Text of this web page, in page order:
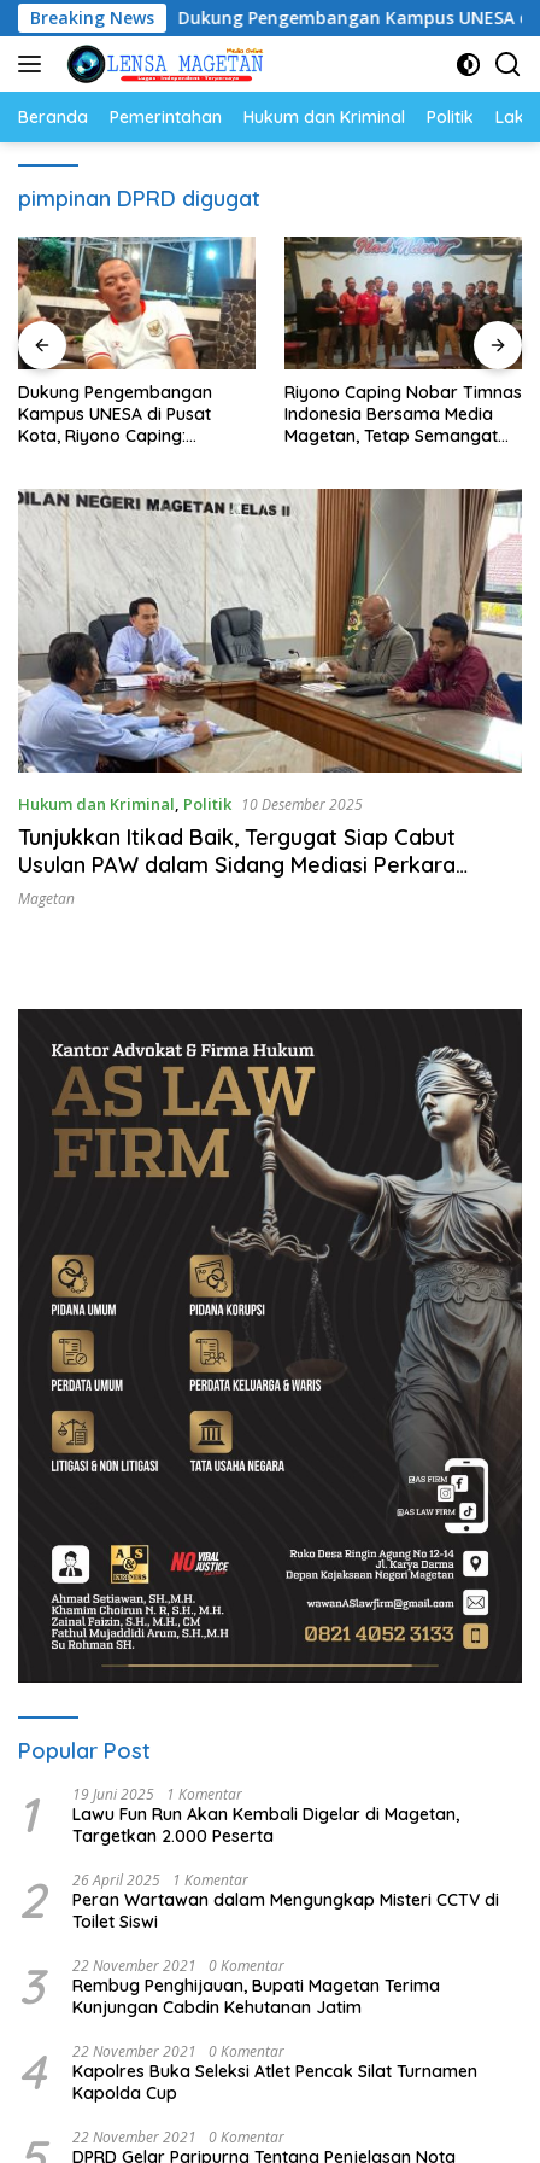
Langsung
ke
konten
Breaking NewsDukung Pengembangan Kampus UNESA di Pusat
Beranda Pemerintahan Hukum dan Kriminal Politik
pimpinan DPRD digugat
Dukung Pengembangan
Kampus UNESA di Pusat
Kota, Riyono Caping:
Riyono Caping Nobar Timnas
Indonesia Bersama Media
Magetan, Tetap Semangat
Hukum dan Kriminal, Politik 10 Desember 2025
Tunjukkan Itikad Baik, Tergugat Siap Cabut
Usulan PAW dalam Sidang Mediasi Perkara
Nomor 34/Pdt.G/2025/PN
Magetan
Popular Post
1 19 Juni 2025 1 Komentar
Lawu Fun Run Akan Kembali Digelar di Magetan,
Targetkan 2.000 Peserta
2 26 April 2025 1 Komentar
Peran Wartawan dalam Mengungkap Misteri CCTV di
Toilet Siswi
3 22 November 2021 0 Komentar
Rembug Penghijauan, Bupati Magetan Terima
Kunjungan Cabdin Kehutanan Jatim
4 22 November 2021 0 Komentar
Kapolres Buka Seleksi Atlet Pencak Silat Turnamen
Kapolda Cup
22 November 2021 0 Komentar
DPRD Gelar Paripurna Tentang Penjelasan Nota